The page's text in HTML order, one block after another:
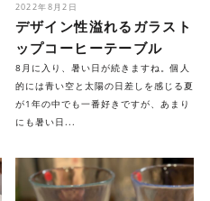
2022年8月2日
デザイン性溢れるガラスト
ップコーヒーテーブル
8月に入り、暑い日が続きますね。個人
的には青い空と太陽の日差しを感じる夏
が1年の中でも一番好きですが、あまり
にも暑い日...